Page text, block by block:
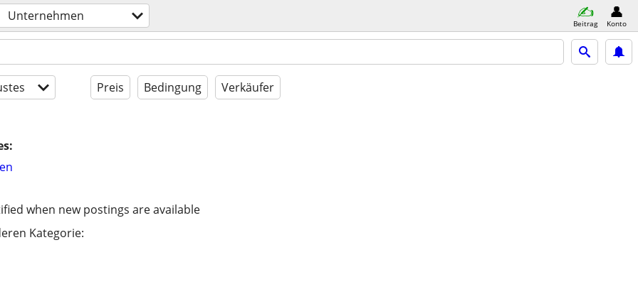
Unternehmen Beitrag Konto
Preis Bedingung Verkäufer
when new postings are available
Kategorie: